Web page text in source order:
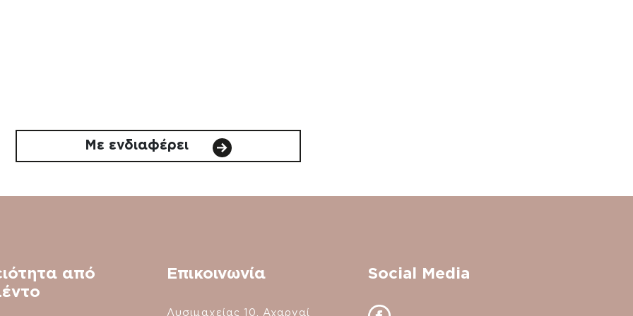
Με ενδιαφέρει
από
Επικοινωνία
Λυσιμαχείας 10, Αχαρναί
Social Media